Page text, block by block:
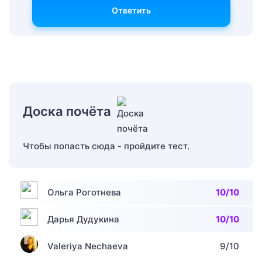
Ответить
Доска почёта
Чтобы попасть сюда - пройдите тест.
Ольга Роготнева 10/10
Дарья Дудукина 10/10
Valeriya Nechaeva 9/10